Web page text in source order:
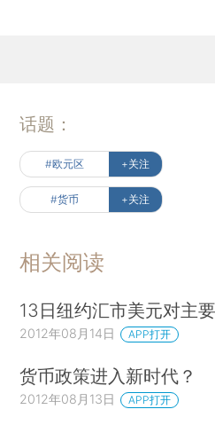
话题：
#欧元区 +关注
#货币 +关注
相关阅读
13日纽约汇市美元对主
2012年08月14日 APP打开
货币政策进入新时代？
2012年08月13日 APP打开